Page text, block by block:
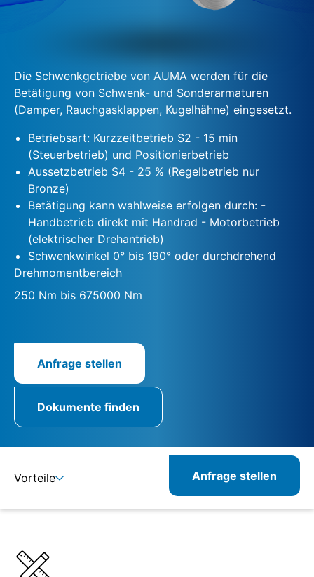
Die Schwenkgetriebe von AUMA werden für die
Betätigung von Schwenk- und Sonderarmaturen
(Damper, Rauchgasklappen, Kugelhähne) eingesetzt.
Betriebsart: Kurzzeitbetrieb S2 - 15 min
(Steuerbetrieb) und Positionierbetrieb
Aussetzbetrieb S4 - 25 % (Regelbetrieb nur
Bronze)
Betätigung kann wahlweise erfolgen durch: -
Handbetrieb direkt mit Handrad - Motorbetrieb
(elektrischer Drehantrieb)
Schwenkwinkel 0° bis 190° oder durchdrehend
Drehmomentbereich
250 Nm bis 675000 Nm
Anfrage stellen
Dokumente finden
Vorteile Anfrage stellen